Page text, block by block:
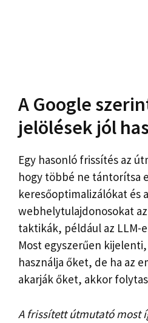
A Google
jelölések jól
Egy hasonló frissítés az
hogy többé ne tántorítsa
keresőoptimalizálókat és a
webhelytulajdonosokat az
taktikák, például az LLM-
Most egyszerűen
használja őket, de ha az
akarják őket, akkor
A frissített útmutató most